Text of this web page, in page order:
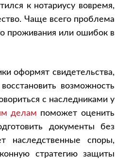
к нотариусу вовремя,
Чаще всего проблема
проживания или ошибок в
оформят свидетельства,
возможность
с наследниками у
делам поможет оценить
документы без
споры,
стратегию защиты